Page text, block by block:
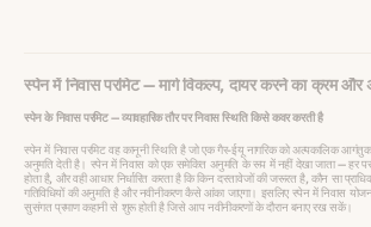
स्पेन में निवास परमिट — मार्ग विकल्प, दायर करने का क्रम और
स्पेन के निवास परमिट — व्यावहारिक तौर पर निवास स्थिति किसे कवर करती है
स्पेन में निवास परमिट वह कानूनी स्थिति है जो एक गैर-ईयू नागरिक को अल्पकालिक
अनुमति देती है। स्पेन में निवास को एक समेकित अनुमति के रूप में नहीं देखा जाता — हर
होता है, और वही आधार निर्धारित करता है कि किन दस्तावेजों की जरूरत है, कौन सा
गतिविधियों की अनुमति है और नवीनीकरण कैसे आंका जाएगा। इसलिए स्पेन में निवास
सुसंगत प्रमाण कहानी से शुरू होती है जिसे आप नवीनीकरणों के दौरान बनाए रख सकें।